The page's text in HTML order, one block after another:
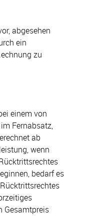
abgesehen
ein
zu
einem von
Fernabsatz,
ab
wenn
bedarf es
Gesamtpreis